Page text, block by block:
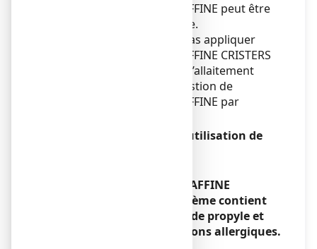
GLYCEROL/VASELINE/PARAFFINE peut être
utilisé pendant la grossesse.
Il est recommandé de ne pas appliquer
GLYCEROL/VASELINE/PARAFFINE CRISTERS
sur la poitrine au cours de l’allaitement
pour éviter le risque d’ingestion de
GLYCEROL/VASELINE/PARAFFINE par
Conduite de véhicules et utilisation de
GLYCEROL/VASELINE/PARAFFINE
CRISTERS 15 %/8 %/2 %, crème contient
du parahydroxybenzoate de propyle et
peut provoquer des réactions allergiques.